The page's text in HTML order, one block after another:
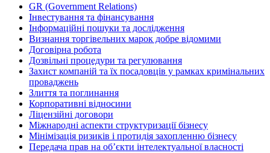
GR (Government Relations)
Інвестування та фінансування
Інформаційні пошуки та дослідження
Визнання торгівельних марок добре відомими
Договірна робота
Дозвільні процедури та регулювання
Захист компаній та їх посадовців у рамках кримінальних
проваджень
Злиття та поглинання
Корпоративні відносини
Ліцензійні договори
Міжнародні аспекти структуризації бізнесу
Мінімізація ризиків і протидія захопленню бізнесу
Передача прав на об’єкти інтелектуальної власності